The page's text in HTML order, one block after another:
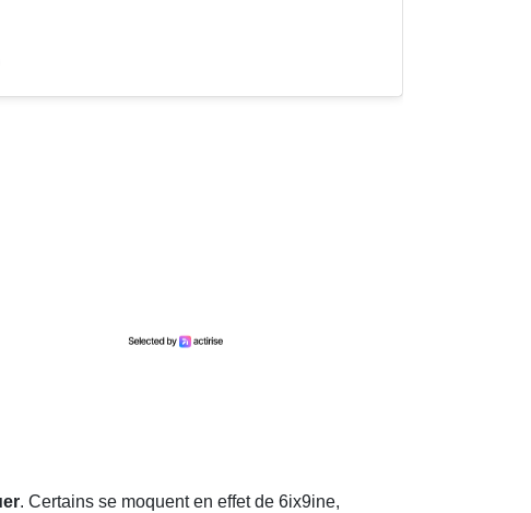
. Certains se moquent en effet de 6ix9ine,